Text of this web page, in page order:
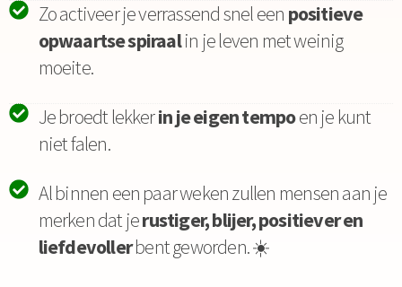
Zo activeer je verrassend snel een positieve
opwaartse spiraalin je leven met weinig
moeite.
Je broedt lekkerin je eigen tempoen je kunt
niet falen.
Al binnen een paar weken zullen mensen aan je
merken dat jerustiger, blijer, positiever en
liefdevollerbent geworden. ☀️